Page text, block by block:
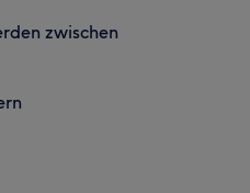
zwischen